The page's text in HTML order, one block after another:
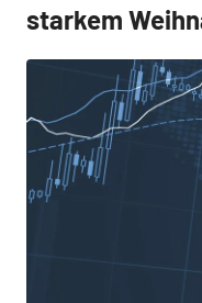
starkem